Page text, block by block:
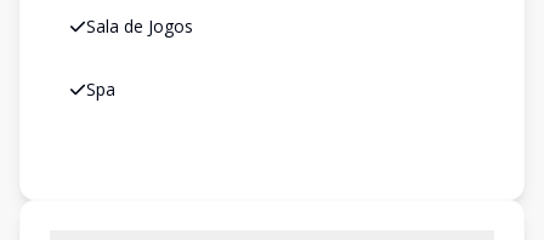
Sala de Jogos
Spa